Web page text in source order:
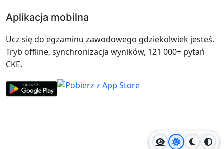
Aplikacja mobilna
Ucz się do egzaminu zawodowego gdziekolwiek jesteś.
Tryb offline, synchronizacja wyników, 121 000+ pytań
CKE.